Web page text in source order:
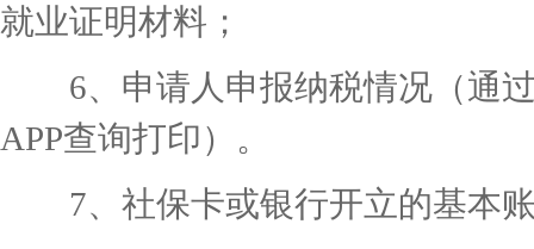
就业证明材料；
6、申请人申报纳税情况（通过
APP查询打印）。
7、社保卡或银行开立的基本